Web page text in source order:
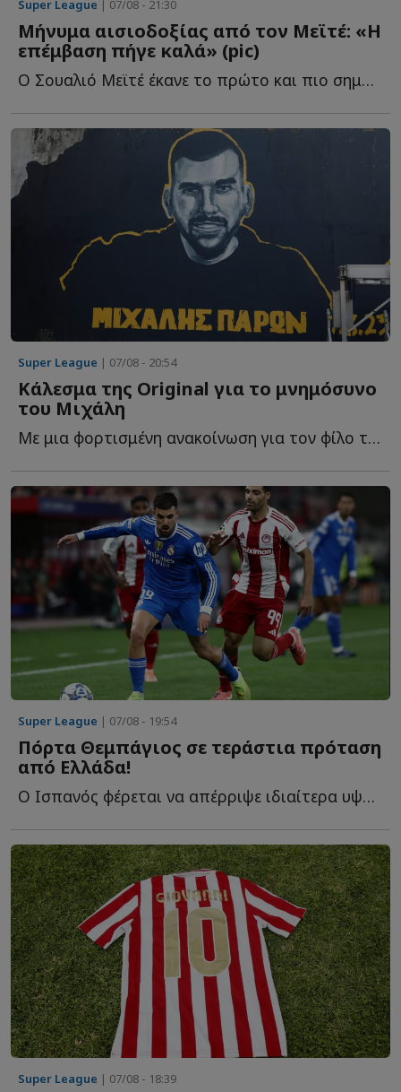
Super League | 07/08 - 21:30
Μήνυμα αισιοδοξίας από τον Μεϊτέ: «Η
επέμβαση πήγε καλά» (pic)
Ο Σουαλιό Μεϊτέ έκανε το πρώτο και πιο σημαντικό βήμα σ...
Super League | 07/08 - 20:54
Κάλεσμα της Original για το μνημόσυνο
του Μιχάλη
Με μια φορτισμένη ανακοίνωση για τον φίλο της ΑΕΚ που έ...
Super League | 07/08 - 19:54
Πόρτα Θεμπάγιος σε τεράστια πρόταση
από Ελλάδα!
Ο Ισπανός φέρεται να απέρριψε ιδιαίτερα υψηλή οικονομική π...
Super League | 07/08 - 18:39